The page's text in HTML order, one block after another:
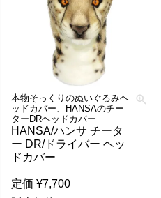
本物そっくりのぬいぐるみヘ
ッドカバー、HANSAのチー
ターDRヘッドカバー
HANSA/ハンサ チータ
ー DR/ドライバー ヘッ
ドカバー
定価 ¥7,700